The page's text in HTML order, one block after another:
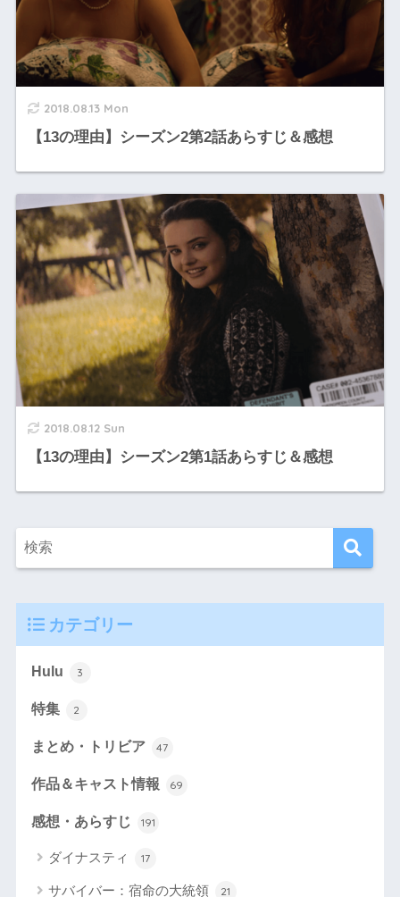
2018.08.13 Mon
【13の理由】シーズン2第2話あらすじ＆感想
2018.08.12 Sun
【13の理由】シーズン2第1話あらすじ＆感想
カテゴリー
Hulu 3
特集 2
まとめ・トリビア 47
作品＆キャスト情報 69
感想・あらすじ 191
ダイナスティ 17
サバイバー：宿命の大統領 21